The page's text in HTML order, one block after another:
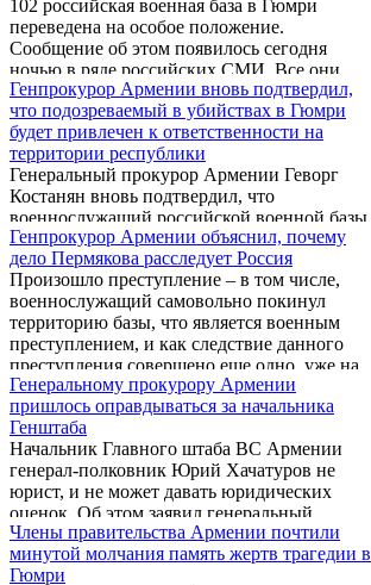
пресечения избрал суд 5-го российского
гарнизона.
102 российская военная база в Гюмри
переведена на особое положение.
Сообщение об этом появилось сегодня
ночью в ряде российских СМИ. Все они
ссылаются на страницу в Facebook одного
из военнослужащих, который так и написал
цитата: «База на особом положении».
Каких-либо комментариев от
представителей Минобороны по этому
поводу пока не поступало, сообщает
телеканал «МИР 24».
Генпрокурор Армении вновь подтвердил,
что подозреваемый в убийствах в Гюмри
будет привлечен к ответственности на
территории республики
Генеральный прокурор Армении Геворг
Костанян вновь подтвердил, что
военнослужащий российской военной базы
Валерий Пермяков, подозреваемый в
убийстве шести человек в городе Гюмри,
которому в четверг армянская сторона
предъявит обвинение, будет привлечен к
ответственности на территории Армении.
Генпрокурор Армении объяснил, почему
дело Пермякова расследует Россия
Произошло преступление – в том числе,
военнослужащий самовольно покинул
территорию базы, что является военным
преступлением, и как следствие данного
преступления совершено еще одно, уже на
территории Армении. Об этом заявил
генеральный прокурор Армении Геворк
Костанян 15 января журналистам,
комментируя разыгравшуюся 12 января в
Гюмри трагедию.
Генеральному прокурору Армении
пришлось оправдываться за начальника
Генштаба
Начальник Главного штаба ВС Армении
генерал-полковник Юрий Хачатуров не
юрист, и не может давать юридических
оценок. Об этом заявил генеральный
прокурор Армении Геворк Костанян 15
января в беседе с журналистами, отвечая на
вопрос о том, что начальник ГШ,
Члены правительства Армении почтили
минутой молчания память жертв трагедии в
Гюмри